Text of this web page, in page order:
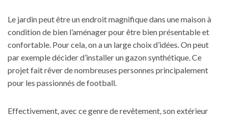
Le jardin peut être un endroit magnifique dans une maison à
condition de bien l’aménager pour être bien présentable et
confortable. Pour cela, on a un large choix d’idées. On peut
par exemple décider d’installer ungazon synthétique. Ce
projet fait rêver de nombreuses personnes principalement
pour les passionnés de football.
Effectivement, avec ce genre de revêtement, son extérieur